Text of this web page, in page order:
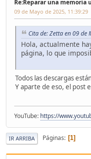
Re:Reparar una memoria
09 de Mayo de 2025, 11:39:29
Cita de: Zetta en 09 de
Hola, actualmente
página, lo que
Todos las descargas
Y aparte de eso, el post
YouTube: https://
IR ARRIBA Páginas 1